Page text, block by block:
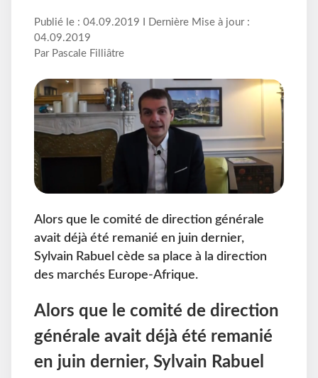
Publié le : 04.09.2019 I Dernière Mise à jour :
04.09.2019
Par Pascale Filliâtre
Alors que le comité de direction générale
avait déjà été remanié en juin dernier,
Sylvain Rabuel cède sa place à la direction
des marchés Europe-Afrique.
Alors que le comité de direction
générale avait déjà été remanié
en juin dernier, Sylvain Rabuel